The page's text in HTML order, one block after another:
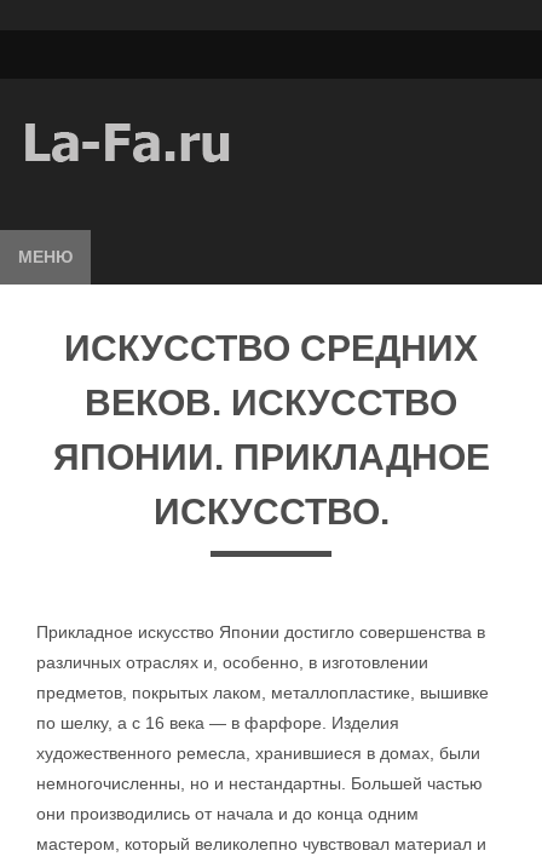
МЕНЮ
ИСКУССТВО СРЕДНИХ
ВЕКОВ. ИСКУССТВО
ЯПОНИИ. ПРИКЛАДНОЕ
ИСКУССТВО.
Прикладное искусство Японии достигло совершенства в
различных отраслях и, особенно, в изготовлении
предметов, покрытых лаком, металлопластике, вышивке
по шелку, а с 16 века — в фарфоре. Изделия
художественного ремесла, хранившиеся в домах, были
немногочисленны, но и нестандартны. Большей частью
они производились от начала и до конца одним
мастером, который великолепно чувствовал материал и